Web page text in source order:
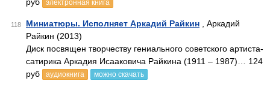
электронная книга
118 Миниатюры. Исполняет Аркадий Райкин , Аркадий
Райкин (2013)
Диск посвящен творчеству гениального советского артиста-
сатирика Аркадия Исааковича Райкина (1911 – 1987)… 124
руб
аудиокнига можно скачать